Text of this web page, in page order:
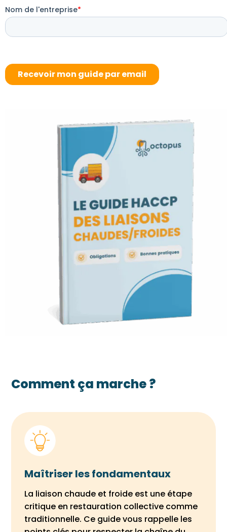
Comment ça marche ?
Maîtriser les fondamentaux
La liaison chaude et froide est une étape
critique en restauration collective comme
traditionnelle. Ce guide vous rappelle les